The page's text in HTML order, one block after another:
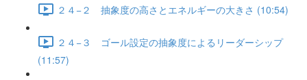
２４−２ 抽象度の高さとエネルギーの大きさ (10:54)
２４−３ ゴール設定の抽象度によるリーダーシップ
(11:57)